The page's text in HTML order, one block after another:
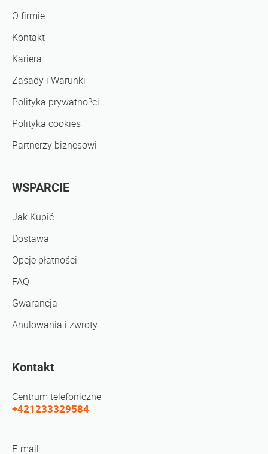
O firmie
Kontakt
Kariera
Zasady i Warunki
Polityka prywatno?ci
Polityka cookies
Partnerzy biznesowi
WSPARCIE
Jak Kupić
Dostawa
Opcje płatności
FAQ
Gwarancja
Anulowania i zwroty
Kontakt
Centrum telefoniczne
+421233329584
E-mail